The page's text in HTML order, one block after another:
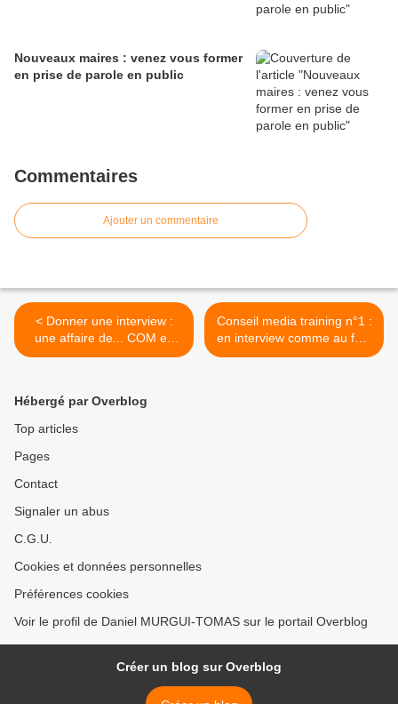
Nouveaux maires : venez vous former
en prise de parole en public
Commentaires
Ajouter un commentaire
< Donner une interview :
une affaire de... COM en
media training
Conseil media training n°1 :
en interview comme au foot
allez droit au but >
Hébergé par Overblog
Top articles
Pages
Contact
Signaler un abus
C.G.U.
Cookies et données personnelles
Préférences cookies
Voir le profil de Daniel MURGUI-TOMAS sur le portail Overblog
Créer un blog sur Overblog